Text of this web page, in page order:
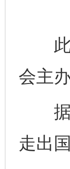
此
会主
据
走出
完善运行